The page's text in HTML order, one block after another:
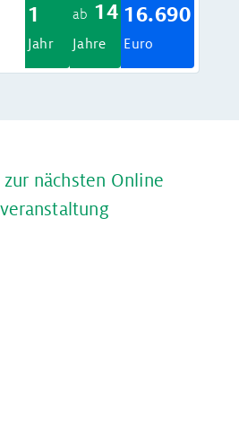
1
Jahr
ab 14
Jahre
16.690
Euro
nächsten Online